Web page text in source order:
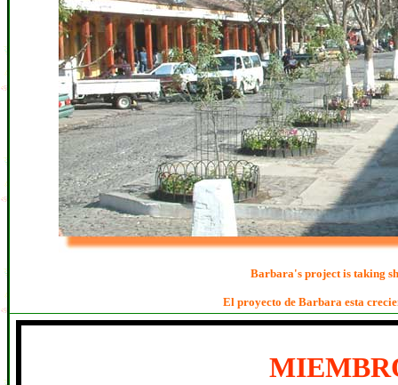
Barbara's project is taking
El proyecto de Barbara esta